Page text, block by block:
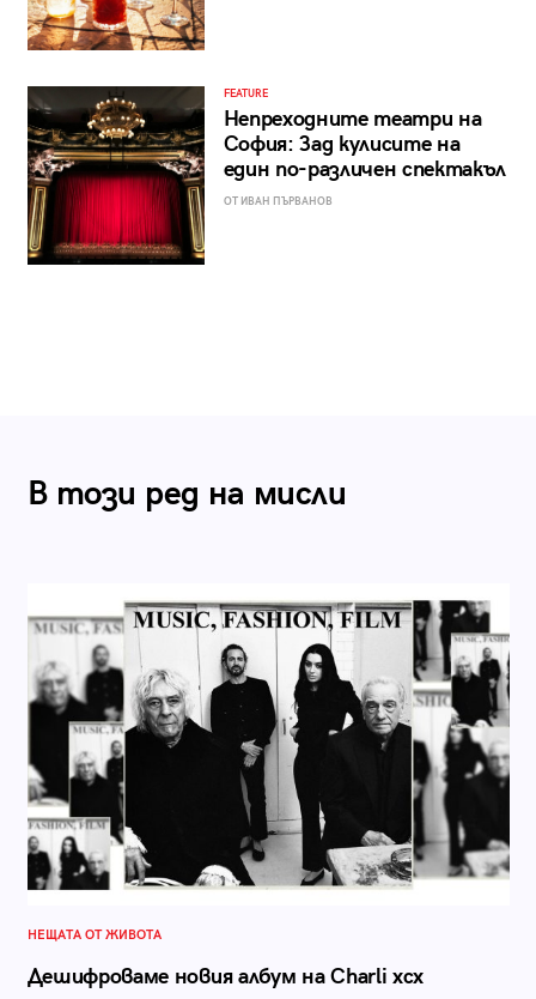
FEATURE
Непреходните театри на
София: Зад кулисите на
един по-различен спектакъл
ОТ ИВАН ПЪРВАНОВ
В този ред на мисли
НЕЩАТА ОТ ЖИВОТА
Дешифроваме новия албум на Charli xcx